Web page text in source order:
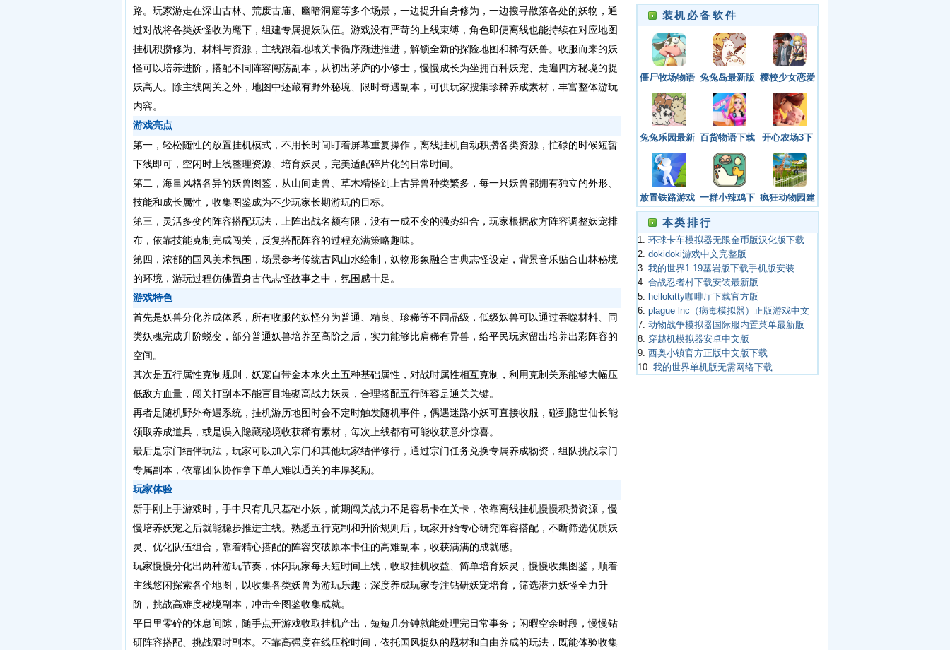
路。玩家游走在深山古林、荒废古庙、幽暗洞窟等多个场景，一边提升自身修为，一边搜寻散落各处的妖物，通
过对战将各类妖怪收为麾下，组建专属捉妖队伍。游戏没有严苛的上线束缚，角色即便离线也能持续在对应地图
挂机积攒修为、材料与资源，主线跟着地域关卡循序渐进推进，解锁全新的探险地图和稀有妖兽。收服而来的妖
怪可以培养进阶，搭配不同阵容闯荡副本，从初出茅庐的小修士，慢慢成长为坐拥百种妖宠、走遍四方秘境的捉
妖高人。除主线闯关之外，地图中还藏有野外秘境、限时奇遇副本，可供玩家搜集珍稀养成素材，丰富整体游玩
内容。
游戏亮点
第一，轻松随性的放置挂机模式，不用长时间盯着屏幕重复操作，离线挂机自动积攒各类资源，忙碌的时候短暂
下线即可，空闲时上线整理资源、培育妖灵，完美适配碎片化的日常时间。
第二，海量风格各异的妖兽图鉴，从山间走兽、草木精怪到上古异兽种类繁多，每一只妖兽都拥有独立的外形、
技能和成长属性，收集图鉴成为不少玩家长期游玩的目标。
第三，灵活多变的阵容搭配玩法，上阵出战名额有限，没有一成不变的强势组合，玩家根据敌方阵容调整妖宠排
布，依靠技能克制完成闯关，反复搭配阵容的过程充满策略趣味。
第四，浓郁的国风美术氛围，场景参考传统古风山水绘制，妖物形象融合古典志怪设定，背景音乐贴合山林秘境
的环境，游玩过程仿佛置身古代志怪故事之中，氛围感十足。
游戏特色
首先是妖兽分化养成体系，所有收服的妖怪分为普通、精良、珍稀等不同品级，低级妖兽可以通过吞噬材料、同
类妖魂完成升阶蜕变，部分普通妖兽培养至高阶之后，实力能够比肩稀有异兽，给平民玩家留出培养出彩阵容的
空间。
其次是五行属性克制规则，妖宠自带金木水火土五种基础属性，对战时属性相互克制，利用克制关系能够大幅压
低敌方血量，闯关打副本不能盲目堆砌高战力妖灵，合理搭配五行阵容是通关关键。
再者是随机野外奇遇系统，挂机游历地图时会不定时触发随机事件，偶遇迷路小妖可直接收服，碰到隐世仙长能
领取养成道具，或是误入隐藏秘境收获稀有素材，每次上线都有可能收获意外惊喜。
最后是宗门结伴玩法，玩家可以加入宗门和其他玩家结伴修行，通过宗门任务兑换专属养成物资，组队挑战宗门
专属副本，依靠团队协作拿下单人难以通关的丰厚奖励。
玩家体验
新手刚上手游戏时，手中只有几只基础小妖，前期闯关战力不足容易卡在关卡，依靠离线挂机慢慢积攒资源，慢
慢培养妖宠之后就能稳步推进主线。熟悉五行克制和升阶规则后，玩家开始专心研究阵容搭配，不断筛选优质妖
灵、优化队伍组合，靠着精心搭配的阵容突破原本卡住的高难副本，收获满满的成就感。
玩家慢慢分化出两种游玩节奏，休闲玩家每天短时间上线，收取挂机收益、简单培育妖灵，慢慢收集图鉴，顺着
主线悠闲探索各个地图，以收集各类妖兽为游玩乐趣；深度养成玩家专注钻研妖宠培育，筛选潜力妖怪全力升
阶，挑战高难度秘境副本，冲击全图鉴收集成就。
平日里零碎的休息间隙，随手点开游戏收取挂机产出，短短几分钟就能处理完日常事务；闲暇空余时段，慢慢钻
研阵容搭配、挑战限时副本。不靠高强度在线压榨时间，依托国风捉妖的题材和自由养成的玩法，既能体验收集
装机必备软件
僵尸牧场物语
手机版下载
兔兔岛最新版 樱校少女恋爱
世界3官方版
下载
兔兔乐园最新
版
百货物语下载
安卓版
开心农场3下
载手机最新版
放置铁路游戏
下载
一群小辣鸡下
载安装最新版
疯狂动物园建
设
本类排行
1. 环球卡车模拟器无限金币版汉化版下载
2. dokidoki游戏中文完整版
3. 我的世界1.19基岩版下载手机版安装
4. 合战忍者村下载安装最新版
5.
hellokitty咖啡厅下载官方版
6. plague lnc（病毒模拟器）正版游戏中文
7. 动物战争模拟器国际服内置菜单最新版
8.
穿越机模拟器安卓中文版
9. 西奥小镇官方正版中文版下载
10. 我的世界单机版无需网络下载